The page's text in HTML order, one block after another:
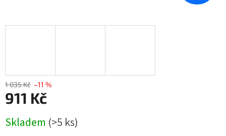
1 035 Kč –11 %
911 Kč
cena:
Skladem (>5 ks)